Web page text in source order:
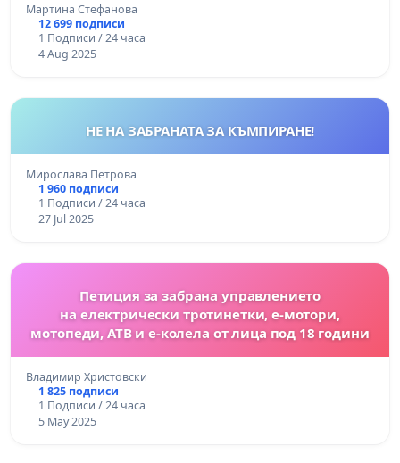
Мартина Стефанова
12 699 подписи
1 Подписи / 24 часа
4 Aug 2025
НЕ НА ЗАБРАНАТА ЗА КЪМПИРАНЕ!
Мирослава Петрова
1 960 подписи
1 Подписи / 24 часа
27 Jul 2025
Петиция за забрана управлението
на електрически тротинетки, е-мотори,
мотопеди, АТВ и е-колела от лица под 18 години
Владимир Христовски
1 825 подписи
1 Подписи / 24 часа
5 May 2025